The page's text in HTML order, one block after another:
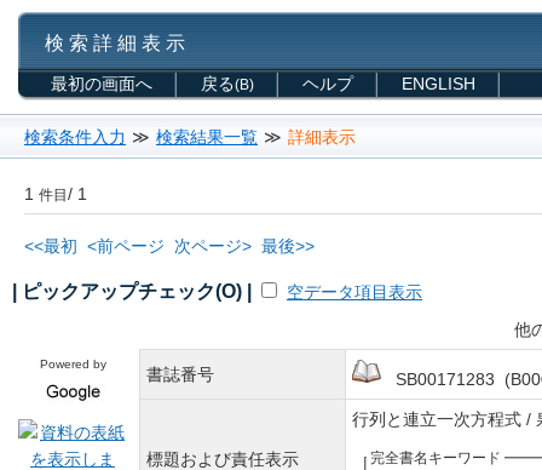
検 索 詳 細 表 示
最初の画面へ 戻る(B) ヘルプ ENGLISH
検索条件入力 ≫ 検索結果一覧 ≫ 詳細表示
1 件目/ 1
<<最初 <前ページ 次ページ> 最後>>
| ピックアップチェック(O) |
空データ項目表示
他
Powered by
書誌番号 SB00171283
標題および責任表示
行列と連立一次方程
完全書名キーワード